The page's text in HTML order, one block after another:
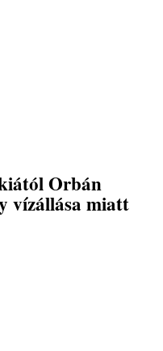
Orbán
vízállása miatt